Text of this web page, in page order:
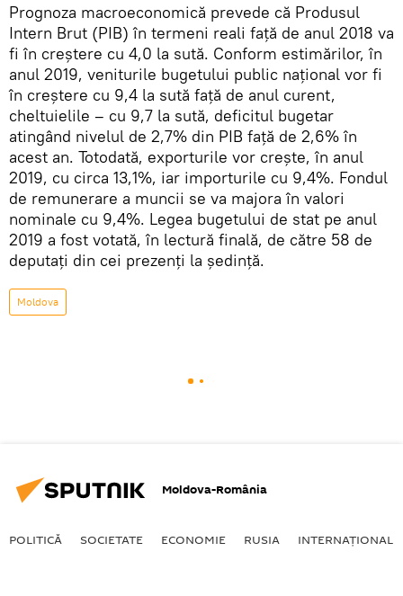
Prognoza macroeconomică prevede că Produsul
Intern Brut (PIB) în termeni reali față de anul 2018 va
fi în creștere cu 4,0 la sută. Conform estimărilor, în
anul 2019, veniturile bugetului public național vor fi
în creștere cu 9,4 la sută față de anul curent,
cheltuielile – cu 9,7 la sută, deficitul bugetar
atingând nivelul de 2,7% din PIB față de 2,6% în
acest an. Totodată, exporturile vor crește, în anul
2019, cu circa 13,1%, iar importurile cu 9,4%. Fondul
de remunerare a muncii se va majora în valori
nominale cu 9,4%. Legea bugetului de stat pe anul
2019 a fost votată, în lectură finală, de către 58 de
deputați din cei prezenți la ședință.
Moldova
Moldova-România
POLITICĂ SOCIETATE ECONOMIE RUSIA INTERNAŢIONAL